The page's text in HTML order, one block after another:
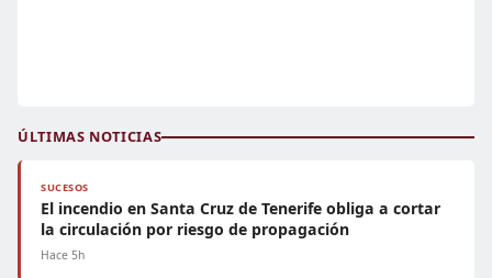
ÚLTIMAS NOTICIAS
SUCESOS
El incendio en Santa Cruz de Tenerife obliga a cortar
la circulación por riesgo de propagación
Hace 5h